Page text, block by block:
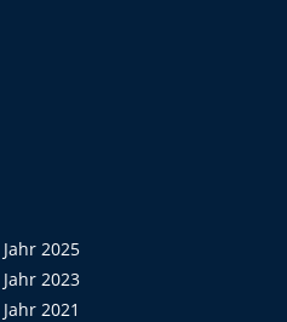
Jahr 2025
Jahr 2023
Jahr 2021